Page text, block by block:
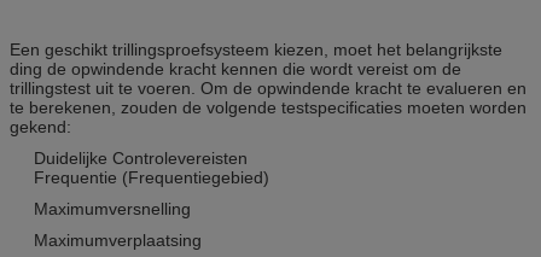
Een geschikt trillingsproefsysteem kiezen, moet het belangrijkste
ding de opwindende kracht kennen die wordt vereist om de
trillingstest uit te voeren. Om de opwindende kracht te evalueren en
te berekenen, zouden de volgende testspecificaties moeten worden
gekend:
Duidelijke Controlevereisten
Frequentie (Frequentiegebied)
Maximumversnelling
Maximumverplaatsing